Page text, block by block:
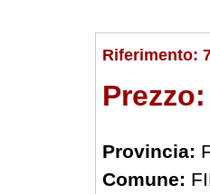
Riferimento:
Prezzo:
Provincia:
Comune: